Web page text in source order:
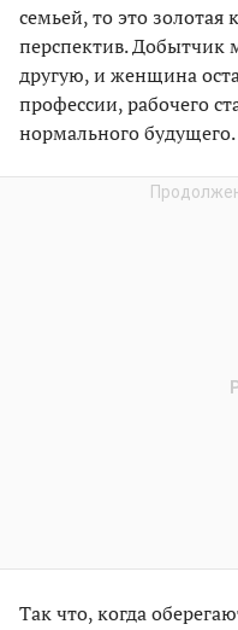
семьей, то это золотая
перспектив. Добытчик
другую, и женщина
профессии, рабочего
нормального будущего.
Так что, когда